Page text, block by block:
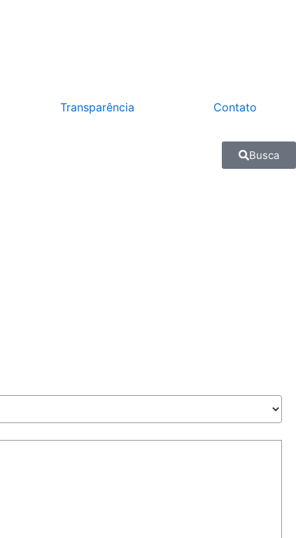
Transparência Contato
Busca